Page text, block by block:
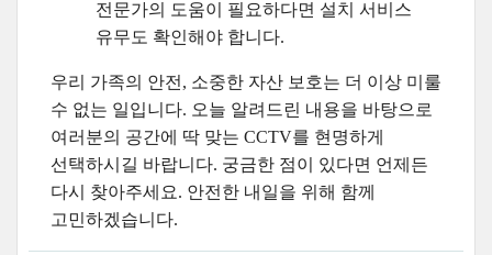
전문가의 도움이 필요하다면 설치 서비스
유무도 확인해야 합니다.
우리 가족의 안전, 소중한 자산 보호는 더 이상 미룰
수 없는 일입니다. 오늘 알려드린 내용을 바탕으로
여러분의 공간에 딱 맞는 CCTV를 현명하게
선택하시길 바랍니다. 궁금한 점이 있다면 언제든
다시 찾아주세요. 안전한 내일을 위해 함께
고민하겠습니다.